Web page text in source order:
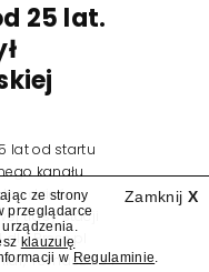
25 lat.
lat od startu
kanału
dzień
trasy stacji
Press.pl
Tomasz Lis i
Zamknij X
ze strony
przeglądarce
klauzulę
w Regulaminie.